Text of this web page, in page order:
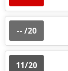
-- /20
11/20